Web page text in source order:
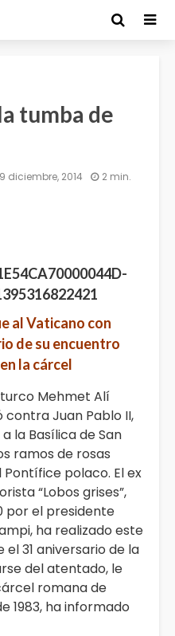
tumba de
diciembre, 2014 2 min.
al Vaticano con
de su encuentro
la cárcel
Mehmet Alí
contra Juan Pablo II,
la Basílica de San
ramos de rosas
polaco. El ex
“Lobos grises”,
por el presidente
ha realizado este
31 aniversario de la
del atentado, le
romana de
1983, ha informado